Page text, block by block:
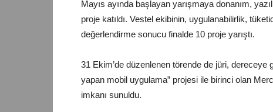
Mayıs ayında başlayan yarışmaya donanım,
proje katıldı. Vestel ekibinin, uygulanabilirlik,
değerlendirme sonucu finalde 10 proje yarıştı.
31 Ekim’de düzenlenen törende de jüri, dereceye
yapan mobil uygulama” projesi ile birinci olan
imkanı sunuldu.